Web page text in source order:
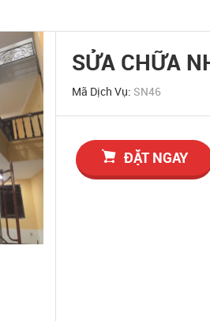
SỬA CHỮA
Mã Dịch Vụ: SN46
ĐẶT NGAY